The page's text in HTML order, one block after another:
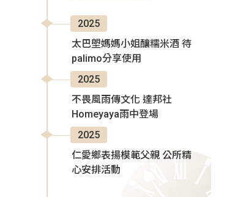
2025
太巴塱媽媽小姐釀糯米酒 待
palimo分享使用
2025
不畏風雨傳文化 達邦社
Homeyaya雨中登場
2025
仁愛鄉表揚模範父親 公所精
心安排活動